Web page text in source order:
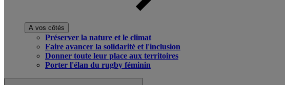
A vos côtés
Préserver la nature et le climat
Faire avancer la solidarité et l'inclusion
Donner toute leur place aux territoires
Porter l'élan du rugby féminin